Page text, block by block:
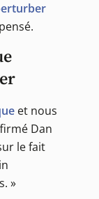
et nous
Dan
le fait
»